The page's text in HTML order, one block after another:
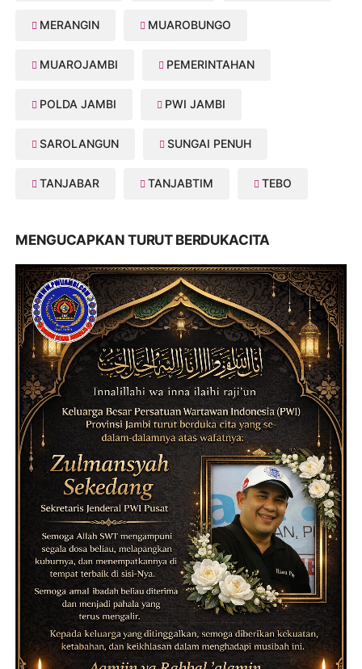
MERANGIN MUAROBUNGO
MUAROJAMBI PEMERINTAHAN
POLDA JAMBI PWI JAMBI
SAROLANGUN SUNGAI PENUH
TANJABAR TANJABTIM TEBO
MENGUCAPKAN TURUT BERDUKACITA